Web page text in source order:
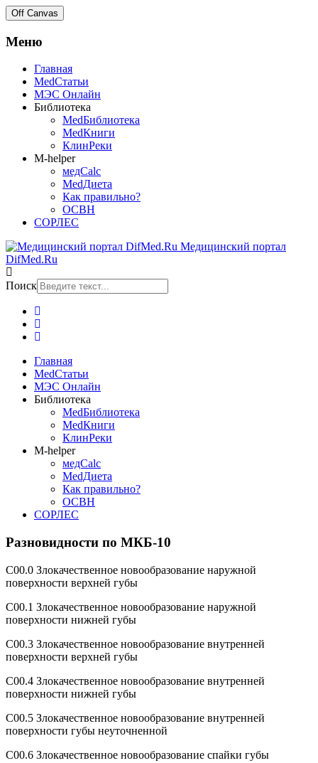
Off Canvas
Меню
Главная
MedСтатьи
МЭС Онлайн
Библиотека
MedБиблиотека
MedКниги
КлинРеки
M-helper
медCalc
MedДиета
Как правильно?
ОСВН
СОРЛЕС
Медицинский портал
DifMed.Ru
Поиск
Главная
MedСтатьи
МЭС Онлайн
Библиотека
MedБиблиотека
MedКниги
КлинРеки
M-helper
медCalc
MedДиета
Как правильно?
ОСВН
СОРЛЕС
Разновидности по МКБ-10
C00.0 Злокачественное новообразование наружной
поверхности верхней губы
C00.1 Злокачественное новообразование наружной
поверхности нижней губы
C00.3 Злокачественное новообразование внутренней
поверхности верхней губы
C00.4 Злокачественное новообразование внутренней
поверхности нижней губы
C00.5 Злокачественное новообразование внутренней
поверхности губы неуточненной
C00.6 Злокачественное новообразование спайки губы